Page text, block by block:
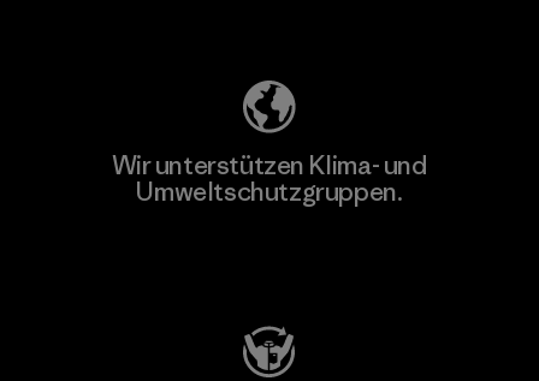
Wir unterstützen Klima- und
Umweltschutzgruppen.